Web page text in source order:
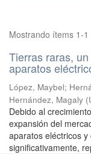
Mostrando ítems 1-1
Tierras raras,
aparatos
López, Maybel;
Hernández, Magaly (
Debido al
expansión del
aparatos eléctricos
significativamente,